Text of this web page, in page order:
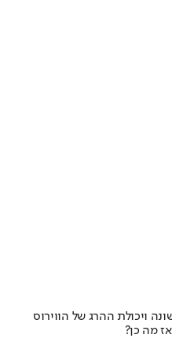
במעבדה הנקרא לא פחות ולא יותר "ווהאן-400". אמנם רוב עלילת הספר שונה ויכולת ההרג של הווירוס